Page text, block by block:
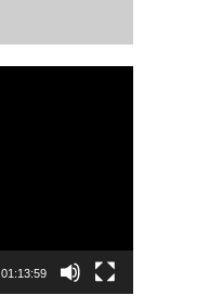
01:13:59